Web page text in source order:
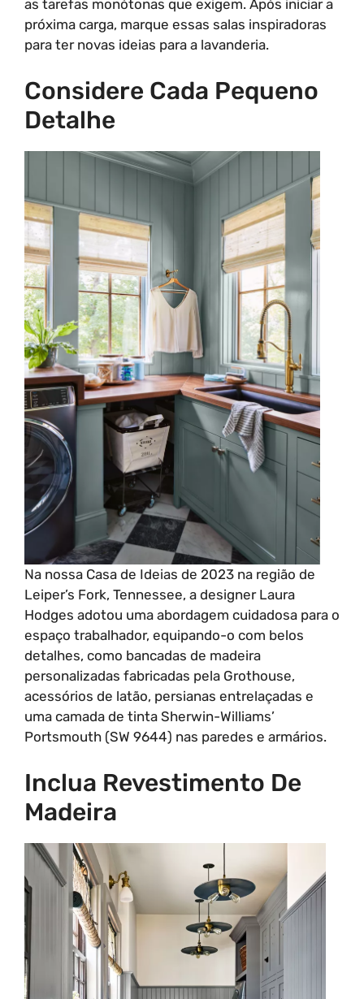
as tarefas monótonas que exigem. Após iniciar a
próxima carga, marque essas salas inspiradoras
para ter novas ideias para a lavanderia.
Considere Cada Pequeno
Detalhe
Na nossa Casa de Ideias de 2023 na região de
Leiper’s Fork, Tennessee, a designer Laura
Hodges adotou uma abordagem cuidadosa para o
espaço trabalhador, equipando-o com belos
detalhes, como bancadas de madeira
personalizadas fabricadas pela Grothouse,
acessórios de latão, persianas entrelaçadas e
uma camada de tinta Sherwin-Williams’
Portsmouth (SW 9644) nas paredes e armários.
Inclua Revestimento De
Madeira